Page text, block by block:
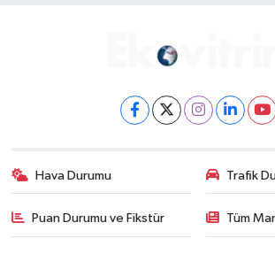
Hava Durumu Trafik
Puan Durumu ve Fikstür Tüm